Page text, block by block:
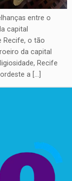
entre o
capital
Recife, o tão
da capital
Recife
a […]